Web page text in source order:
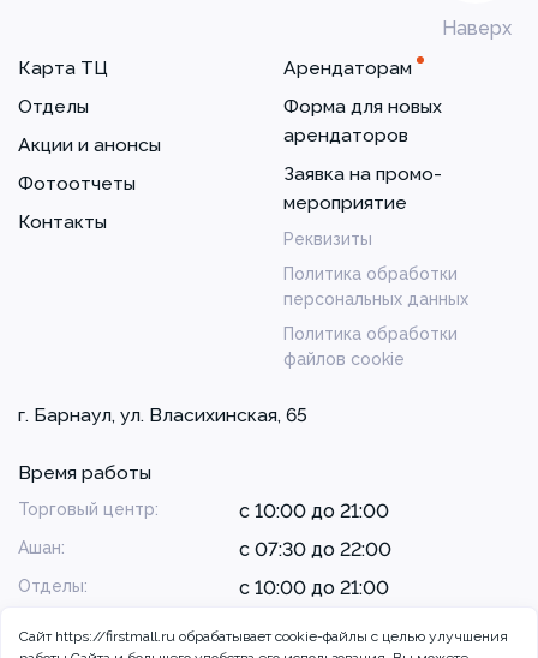
Наверх
Карта ТЦ
Отделы
Акции и анонсы
Фотоотчеты
Контакты
Арендаторам
Форма для новых
арендаторов
Заявка на промо-
мероприятие
Реквизиты
Политика обработки
персональных данных
Политика обработки
файлов cookie
г. Барнаул, ул. Власихинская, 65
Время работы
Торговый центр: с 10:00 до 21:00
Ашан: с 07:30 до 22:00
Отделы: с 10:00 до 21:00
Сайт https://firstmall.ru обрабатывает cookie-файлы с целью улучшения